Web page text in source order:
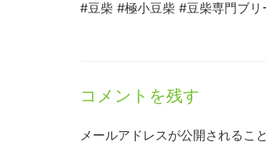
#豆柴 #極小豆柴 #豆柴専門ブ
コメントを残す
メールアドレスが公開されるこ